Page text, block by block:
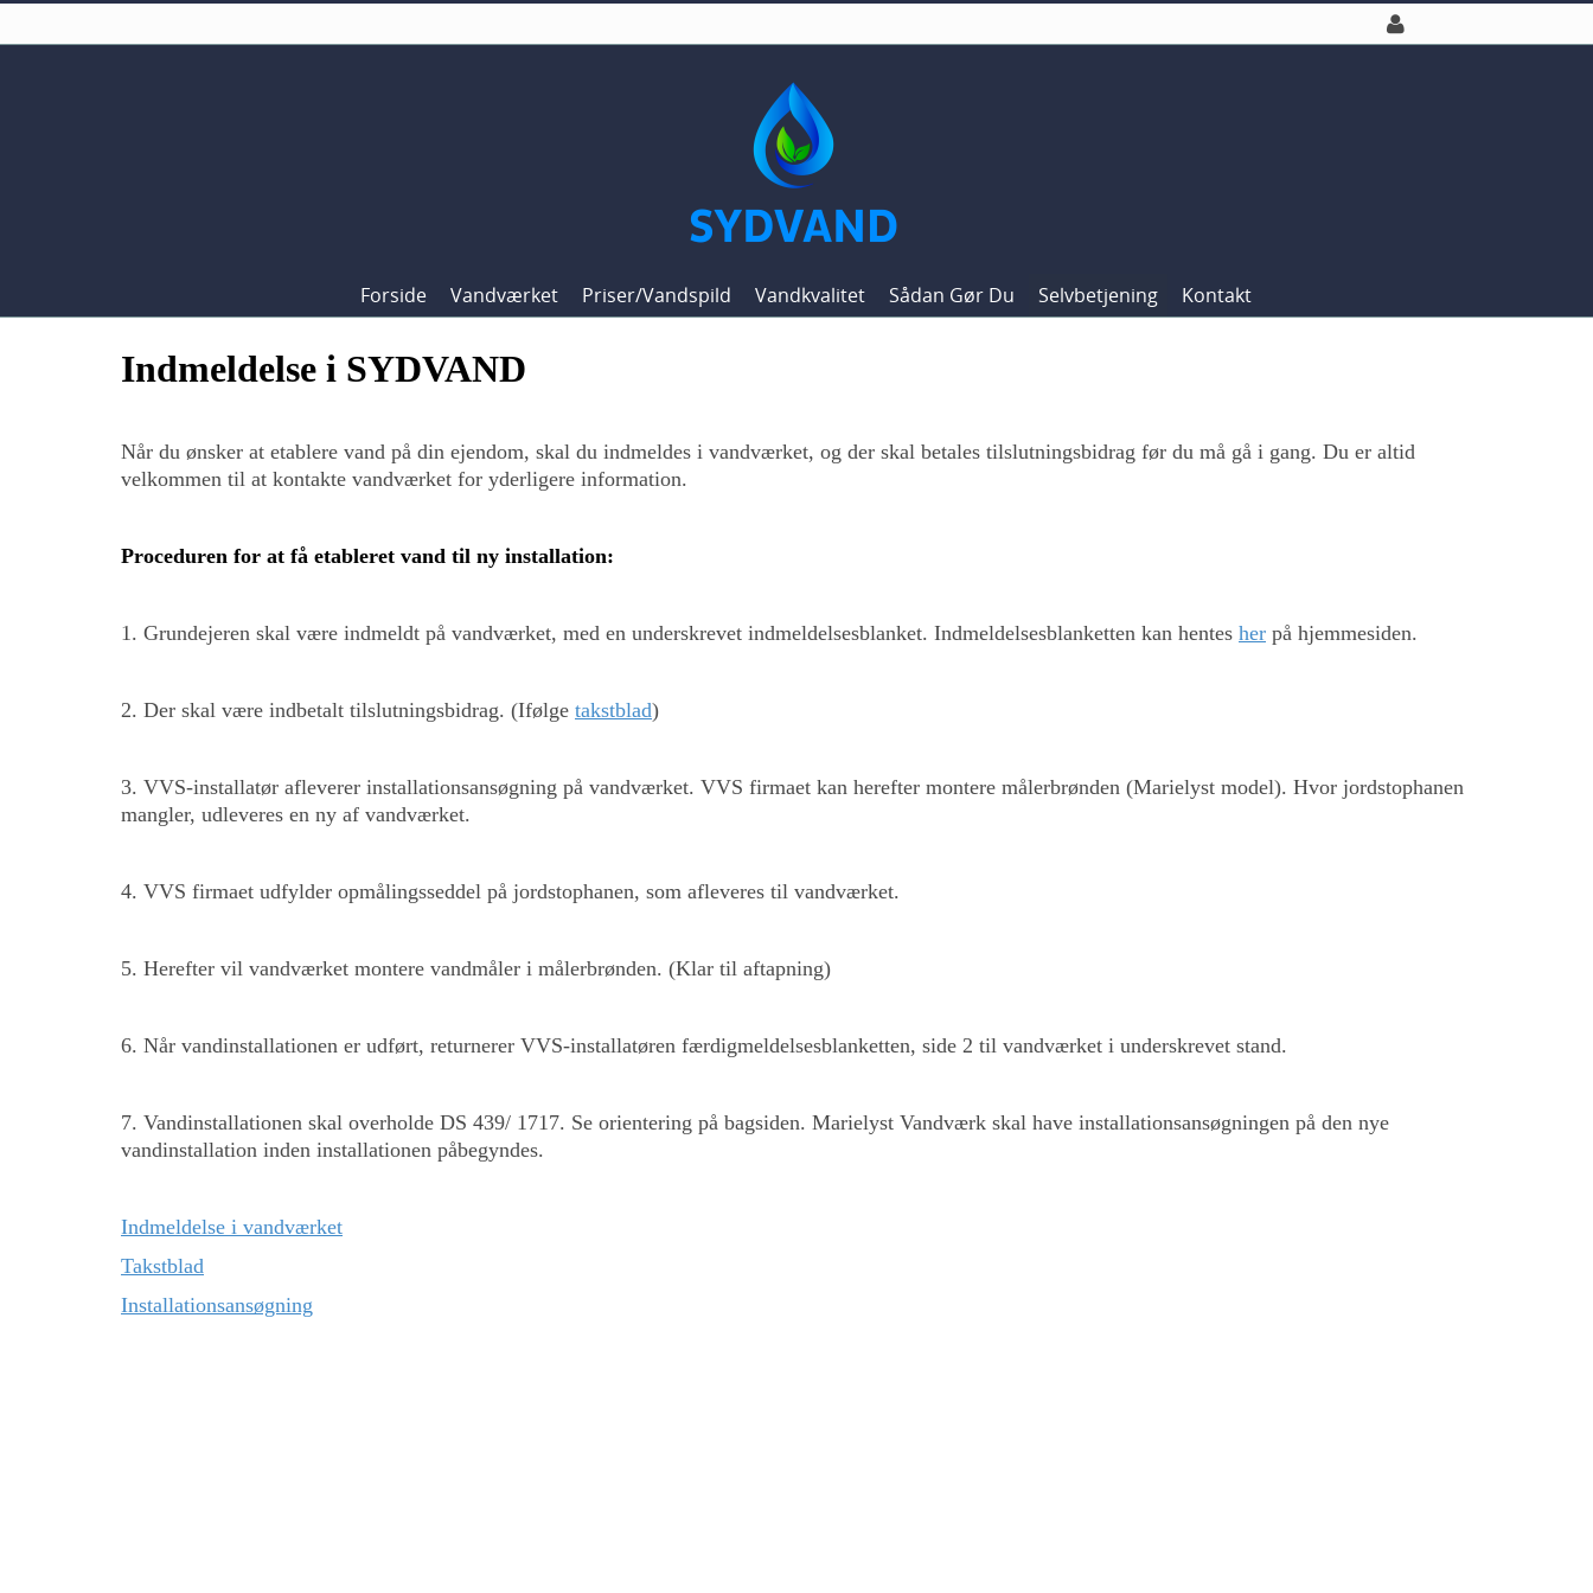
Forside Vandværket Priser/vandspild Vandkvalitet Sådan Gør Du Selvbetjening Kontakt
Indmeldelse i SYDVAND
Når du ønsker at etablere vand på din ejendom, skal du indmeldes i vandværket, og der skal betales tilslutningsbidrag før du må gå i gang. Du er altid
velkommen til at kontakte vandværket for yderligere information.
Proceduren for at få etableret vand til ny installation:
1. Grundejeren skal være indmeldt på vandværket, med en underskrevet indmeldelsesblanket. Indmeldelsesblanketten kan hentes her på hjemmesiden.
2. Der skal være indbetalt tilslutningsbidrag. (Ifølge takstblad)
3. VVS-installatør afleverer installationsansøgning på vandværket. VVS firmaet kan herefter montere målerbrønden (Marielyst model). Hvor jordstophanen
mangler, udleveres en ny af vandværket.
4. VVS firmaet udfylder opmålingsseddel på jordstophanen, som afleveres til vandværket.
5. Herefter vil vandværket montere vandmåler i målerbrønden. (Klar til aftapning)
6. Når vandinstallationen er udført, returnerer VVS-installatøren færdigmeldelsesblanketten, side 2 til vandværket i underskrevet stand.
7. Vandinstallationen skal overholde DS 439/ 1717. Se orientering på bagsiden. Marielyst Vandværk skal have installationsansøgningen på den nye
vandinstallation inden installationen påbegyndes.
Indmeldelse i vandværket
Takstblad
Installationsansøgning